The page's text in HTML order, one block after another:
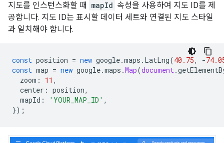
지도를 인스턴스화할 때 mapId 속성을 사용하여 지도 ID를 제
공합니다. 지도 ID는 표시할 데이터 세트와 연결된 지도 스타일
과 일치해야 합니다.
const position = new google.maps . LatLng(40.75, -
const map = new google.maps .Map(document.
zoom : 11 ,
center : position,
mapId : 'YOUR_MAP_ID' ,
});